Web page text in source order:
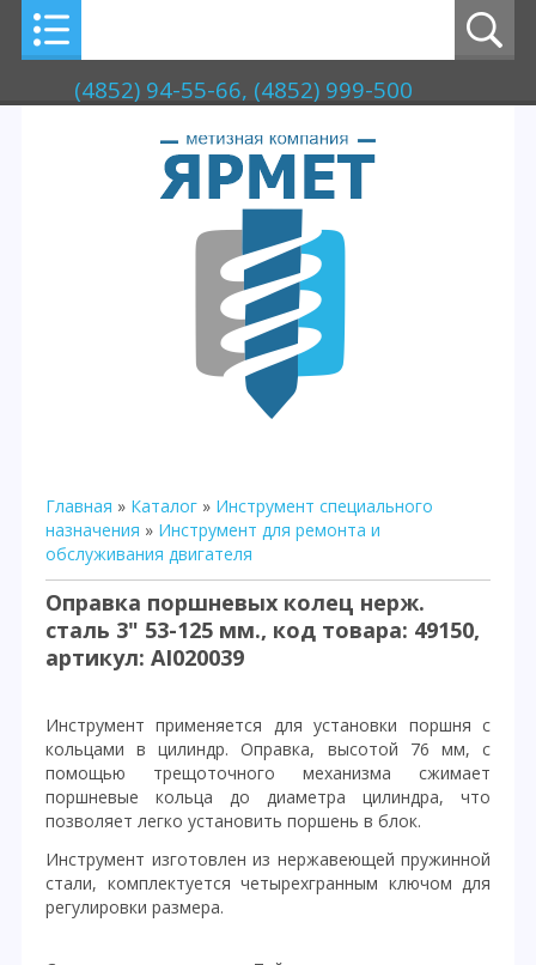
(4852) 94-55-66, (4852) 999-500
Главная » Каталог » Инструмент специального
назначения » Инструмент для ремонта и
обслуживания двигателя
Оправка поршневых колец нерж.
сталь 3" 53-125 мм., код товара: 49150,
артикул: AI020039
Инструмент применяется для установки поршня с
кольцами в цилиндр. Оправка, высотой 76 мм, с
помощью трещоточного механизма сжимает
поршневые кольца до диаметра цилиндра, что
позволяет легко установить поршень в блок.
Инструмент изготовлен из нержавеющей пружинной
стали, комплектуется четырехгранным ключом для
регулировки размера.